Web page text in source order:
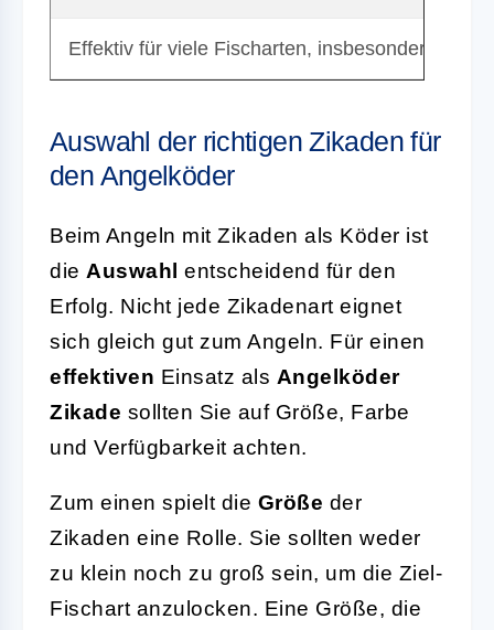
Effektiv für viele Fischarten, insbesondere
Auswahl der richtigen Zikaden für
den Angelköder
Beim Angeln mit Zikaden als Köder ist
die Auswahl entscheidend für den
Erfolg. Nicht jede Zikadenart eignet
sich gleich gut zum Angeln. Für einen
effektiven Einsatz als Angelköder
Zikade sollten Sie auf Größe, Farbe
und Verfügbarkeit achten.
Zum einen spielt die Größe der
Zikaden eine Rolle. Sie sollten weder
zu klein noch zu groß sein, um die Ziel-
Fischart anzulocken. Eine Größe, die